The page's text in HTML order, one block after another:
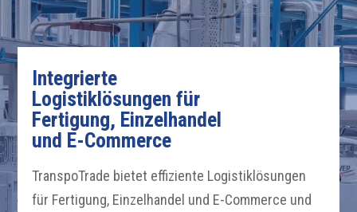
Integrierte
Logistiklösungen für
Fertigung, Einzelhandel
und E-Commerce
TranspoTrade bietet effiziente Logistiklösungen
für Fertigung, Einzelhandel und E-Commerce und